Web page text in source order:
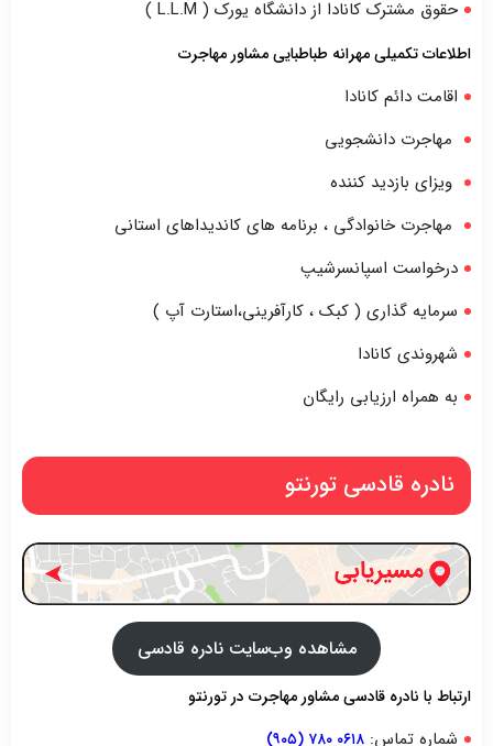
حقوق مشترک کانادا از دانشگاه یورک ( L.L.M )
اطلاعات تکمیلی مهرانه طباطبایی مشاور مهاجرت
اقامت دائم کانادا
مهاجرت دانشجویی
ویزای بازدید کننده
مهاجرت خانوادگی ، برنامه های کاندیداهای استانی
درخواست اسپانسرشیپ
سرمایه گذاری ( کبک ، کارآفرینی،استارت آپ )
شهروندی کانادا
به همراه ارزیابی رایگان
نادره قادسی تورنتو
مشاهده وب‌سایت نادره قادسی
ارتباط با نادره قادسی مشاور مهاجرت در تورنتو
شماره تماس:۰۶۱۸ ۷۸۰ (۹۰۵)